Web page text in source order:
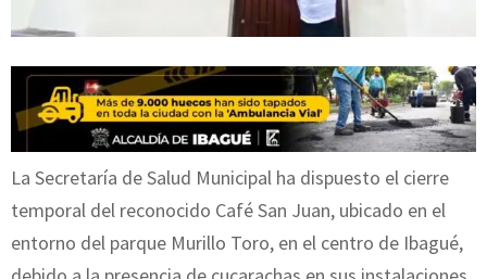
La Secretaría de Salud Municipal ha dispuesto el cierre
temporal del reconocido Café San Juan, ubicado en el
entorno del parque Murillo Toro, en el centro de Ibagué,